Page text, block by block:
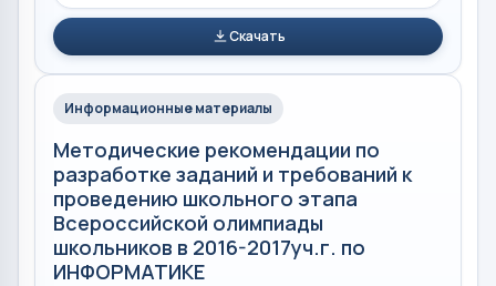
Скачать
Информационные материалы
Методические рекомендации по
разработке заданий и требований к
проведению школьного этапа
Всероссийской олимпиады
школьников в 2016-2017уч.г. по
ИНФОРМАТИКЕ